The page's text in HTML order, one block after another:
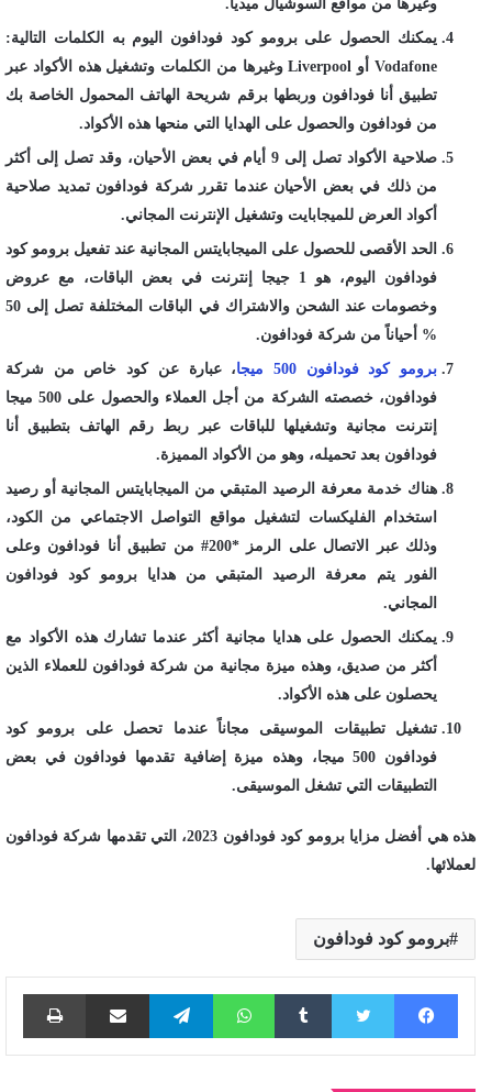
وغيرها من مواقع السوشيال ميديا.
يمكنك الحصول على برومو كود فودافون اليوم به الكلمات التالية:
Vodafone أو Liverpool وغيرها من الكلمات وتشغيل هذه الأكواد عبر
تطبيق أنا فودافون وربطها برقم شريحة الهاتف المحمول الخاصة بك
من فودافون والحصول على الهدايا التي منحها هذه الأكواد.
صلاحية الأكواد تصل إلى 9 أيام في بعض الأحيان، وقد تصل إلى أكثر
من ذلك في بعض الأحيان عندما تقرر شركة فودافون تمديد صلاحية
أكواد العرض للميجابايت وتشغيل الإنترنت المجاني.
الحد الأقصى للحصول على الميجابايتس المجانية عند تفعيل برومو كود
فودافون اليوم، هو 1 جيجا إنترنت في بعض الباقات، مع عروض
وخصومات عند الشحن والاشتراك في الباقات المختلفة تصل إلى 50
% أحياناً من شركة فودافون.
برومو كود فودافون 500 ميجا
، عبارة عن كود خاص من شركة
فودافون، خصصته الشركة من أجل العملاء والحصول على 500 ميجا
إنترنت مجانية وتشغيلها للباقات عبر ربط رقم الهاتف بتطبيق أنا
فودافون بعد تحميله، وهو من الأكواد المميزة.
هناك خدمة معرفة الرصيد المتبقي من الميجابايتس المجانية أو رصيد
استخدام الفليكسات لتشغيل مواقع التواصل الاجتماعي من الكود،
وذلك عبر الاتصال على الرمز *200# من تطبيق أنا فودافون وعلى
الفور يتم معرفة الرصيد المتبقي من هدايا برومو كود فودافون
المجاني.
يمكنك الحصول على هدايا مجانية أكثر عندما تشارك هذه الأكواد مع
أكثر من صديق، وهذه ميزة مجانية من شركة فودافون للعملاء الذين
يحصلون على هذه الأكواد.
تشغيل تطبيقات الموسيقى مجاناً عندما تحصل على برومو كود
فودافون 500 ميجا، وهذه ميزة إضافية تقدمها فودافون في بعض
التطبيقات التي تشغل الموسيقى.
هذه هي أفضل مزايا برومو كود فودافون 2023، التي تقدمها شركة فودافون
لعملائها.
برومو كود فودافون
فيسبوك تويتر واتساب تيلقرام مشاركة عبر البريد